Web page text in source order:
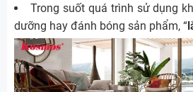
Trong suốt quá trình sử dụng
dưỡng hay đánh bóng sản phẩm, “